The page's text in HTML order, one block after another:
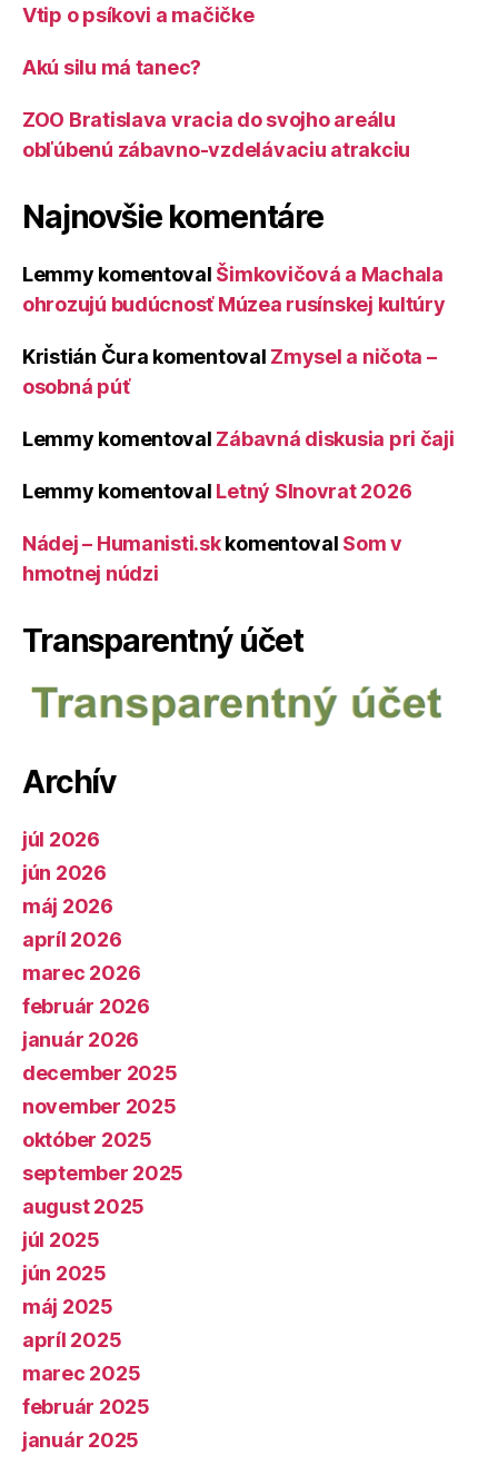
Vtip o psíkovi a mačičke
Akú silu má tanec?
ZOO Bratislava vracia do svojho areálu
obľúbenú zábavno-vzdelávaciu atrakciu
Najnovšie komentáre
Lemmy komentoval Šimkovičová a Machala
ohrozujú budúcnosť Múzea rusínskej kultúry
Kristián Čura komentoval Zmysel a ničota –
osobná púť
Lemmy komentoval Zábavná diskusia pri čaji
Lemmy komentoval Letný Slnovrat 2026
Nádej – Humanisti.skkomentoval Som v
hmotnej núdzi
Transparentný účet
Archív
júl 2026
jún 2026
máj 2026
apríl 2026
marec 2026
február 2026
január 2026
december 2025
november 2025
október 2025
september 2025
august 2025
júl 2025
jún 2025
máj 2025
apríl 2025
marec 2025
február 2025
január 2025